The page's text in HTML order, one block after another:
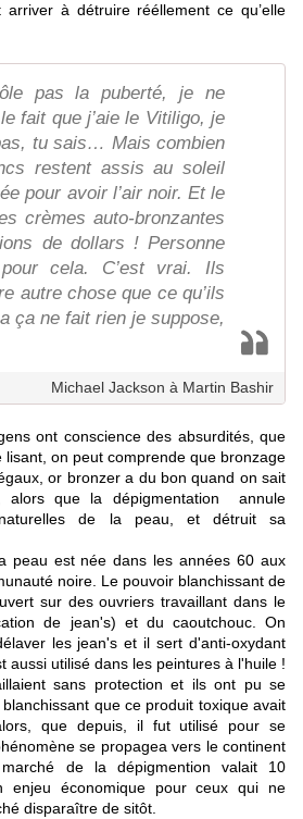
arriver à détruire rééllement ce qu’elle
pas la puberté, je ne
fait que j’aie le Vitiligo, je
tu sais… Mais combien
restent assis au soleil
pour avoir l’air noir. Et le
crèmes auto-bronzantes
de dollars ! Personne
cela. C’est vrai. Ils
autre chose que ce qu’ils
ça ne fait rien je suppose,
Michael Jackson à Martin Bashir
ont conscience des absurdités, que
lisant, on peut comprende que bronzage
or bronzer a du bon quand on sait
alors que la dépigmentation annule
de la peau, et détruit sa
peau est née dans les années 60 aux
noire. Le pouvoir blanchissant de
sur des ouvriers travaillant dans le
de jean's) et du caoutchouc. On
les jean's et il sert d'anti-oxydant
aussi utilisé dans les peintures à l'huile !
sans protection et ils ont pu se
que ce produit toxique avait
que depuis, il fut utilisé pour se
se propagea vers le continent
de la dépigmention valait 10
enjeu économique pour ceux qui ne
disparaître de sitôt.